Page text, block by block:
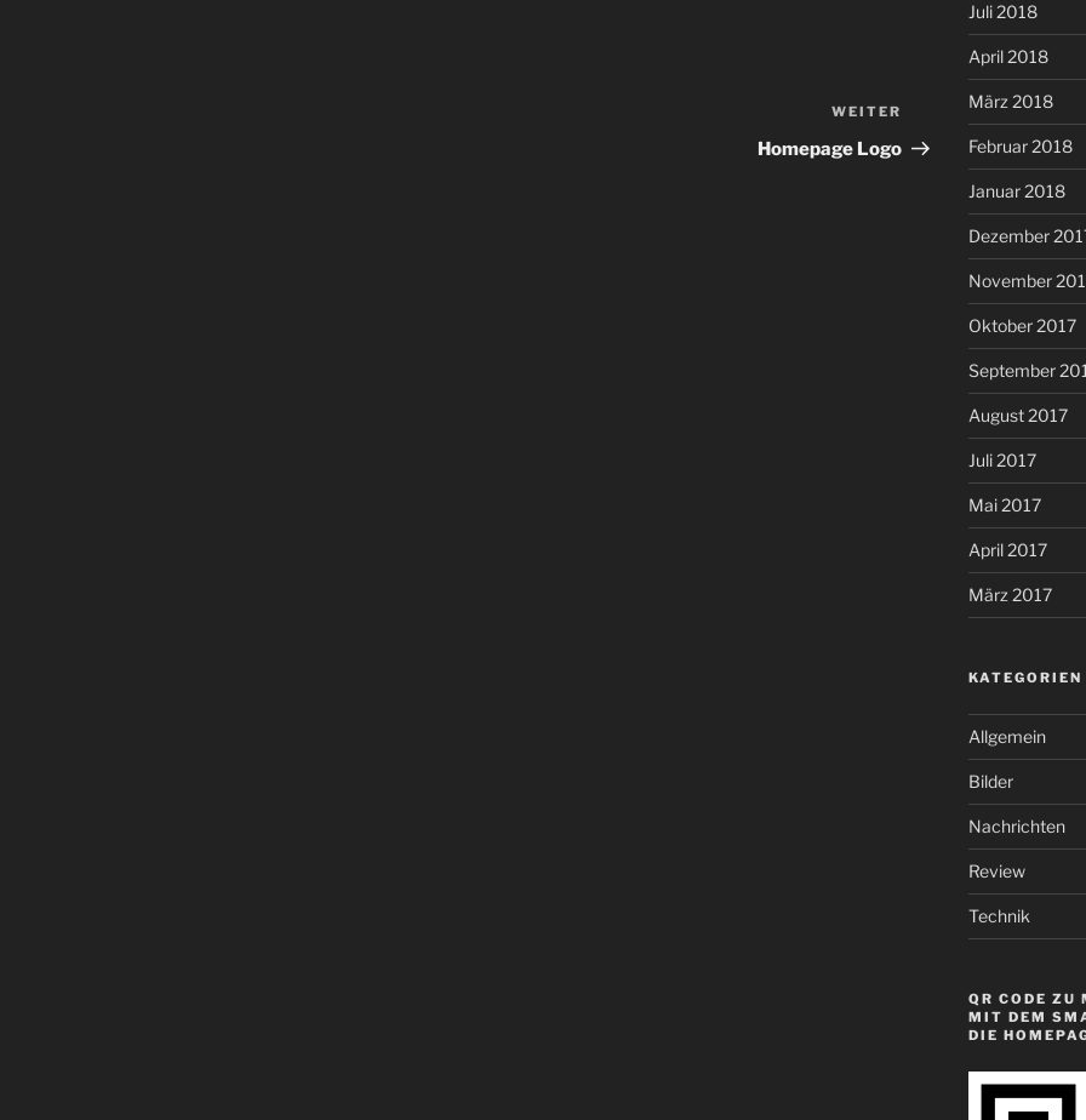
Nächster
Beitrag
WEITER
Homepage Logo
Juli 2018
April 2018
März 2018
Februar 2018
Januar 2018
Dezember
November
Oktober 2017
September
August 2017
Juli 2017
Mai 2017
April 2017
März 2017
KATEGORIEN
Allgemein
Bilder
Nachrichten
Review
Technik
QR CODE ZU
MIT DEM
DIE